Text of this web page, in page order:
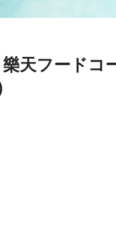
天フードコ